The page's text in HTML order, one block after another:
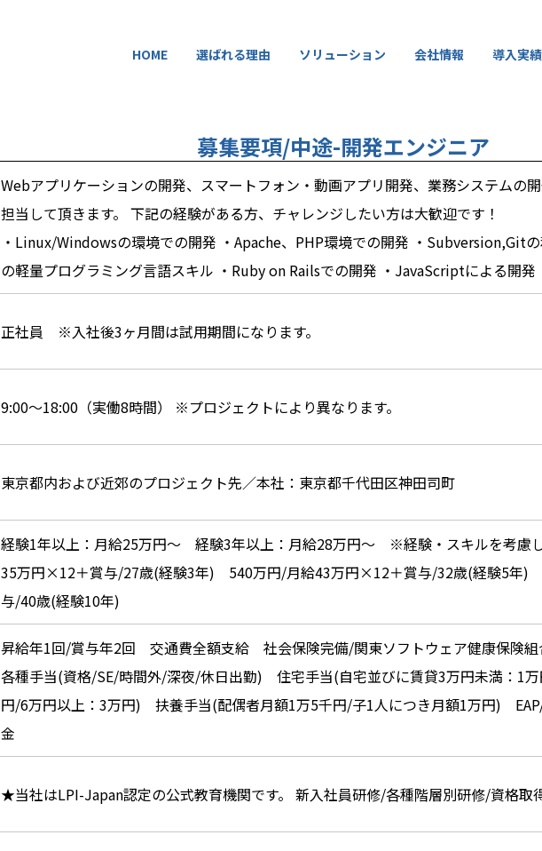
HOME 選ばれる理由 ソリューション 会社情報 導入実績
募集要項/中途-開発エンジニア
Webアプリケーションの開発、スマートフォン・動画アプリ開発、業務システムの
担当して頂きます。 下記の経験がある方、チャレンジしたい方は大歓迎です！
・Linux/Windowsの環境での開発 ・Apache、PHP環境での開発 ・Subversion,Git
の軽量プログラミング言語スキル ・Ruby on Railsでの開発 ・JavaScriptによる開発
正社員 ※入社後3ヶ月間は試用期間になります。
9:00～18:00（実働8時間） ※プロジェクトにより異なります。
東京都内および近郊のプロジェクト先／本社：東京都千代田区神田司町
経験1年以上：月給25万円～ 経験3年以上：月給28万円～ ※経験・スキルを考慮
35万円×12＋賞与/27歳(経験3年) 540万円/月給43万円×12＋賞与/32歳(経験5年
与/40歳(経験10年)
昇給年1回/賞与年2回 交通費全額支給 社会保険完備/関東ソフトウェア健康保険組
各種手当(資格/SE/時間外/深夜/休日出勤) 住宅手当(自宅並びに賃貸3万円未満：1
円/6万円以上：3万円) 扶養手当(配偶者月額1万5千円/子1人につき月額1万円)
金
★当社はLPI-Japan認定の公式教育機関です。 新入社員研修/各種階層別研修/資格取